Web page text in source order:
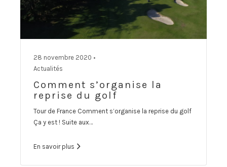
28 novembre 2020 •
Actualités
Comment s’organise la
reprise du golf
Tour de France Comment s’organise la reprise du golf
Ça y est ! Suite aux…
En savoir plus